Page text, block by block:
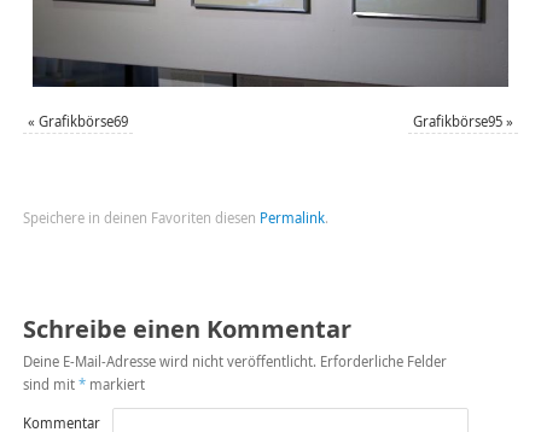
« Grafikbörse69 Grafikbörse95 »
Speichere in deinen Favoriten diesen Permalink.
Schreibe einen Kommentar
Deine E-Mail-Adresse wird nicht veröffentlicht. Erforderliche Felder
sind mit *markiert
Kommentar